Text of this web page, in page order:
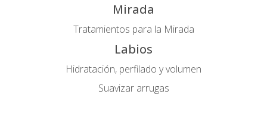
Mirada
Tratamientos para la Mirada
Labios
Hidratación, perfilado y volumen
Suavizar arrugas